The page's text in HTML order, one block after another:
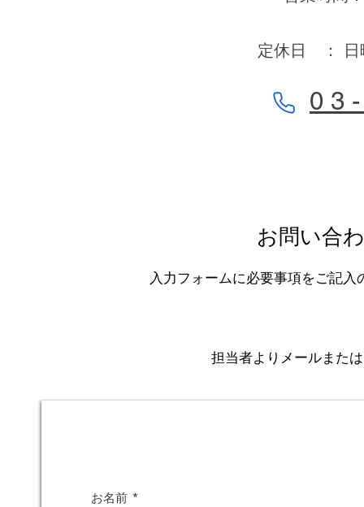
定休日 ： 日
0 3
お問い合
入力フォームに必要事項をご記
担当者よりメールまた
お名前